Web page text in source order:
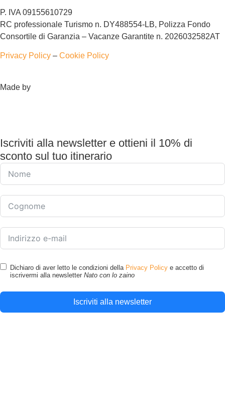
P. IVA 09155610729
RC professionale Turismo n. DY488554-LB, Polizza Fondo
Consortile di Garanzia – Vacanze Garantite n. 2026032582AT
Privacy Policy – Cookie Policy
Made by
Iscriviti alla newsletter e ottieni il 10% di
sconto sul tuo itinerario
Dichiaro di aver letto le condizioni della Privacy Policy e accetto di
iscrivermi alla newsletter Nato con lo zaino
Iscriviti alla newsletter